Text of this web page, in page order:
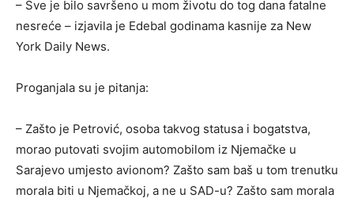
– Sve je bilo savršeno u mom životu do tog dana fatalne
nesreće – izjavila je Edebal godinama kasnije za New
York Daily News.
Proganjala su je pitanja:
– Zašto je Petrović, osoba takvog statusa i bogatstva,
morao putovati svojim automobilom iz Njemačke u
Sarajevo umjesto avionom? Zašto sam baš u tom trenutku
morala biti u Njemačkoj, a ne u SAD-u? Zašto sam morala